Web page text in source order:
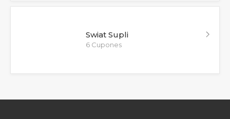
Swiat Supli
6 Cupones